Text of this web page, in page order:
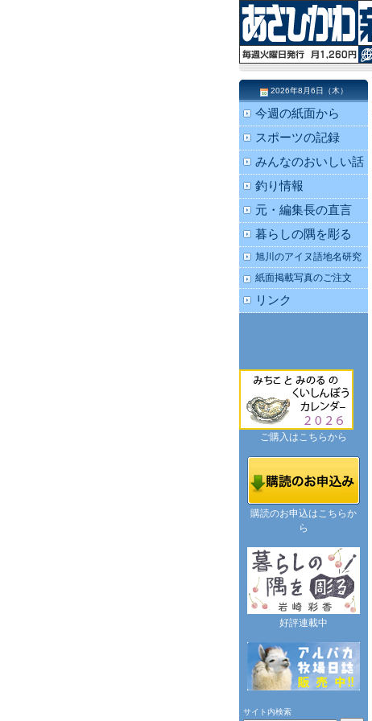
2026年8月6日（木）
今週の紙面から
スポーツの記録
みんなのおいしい話
釣り情報
元・編集長の直言
暮らしの隅を彫る
旭川のアイヌ語地名研究
紙面掲載写真のご注文
リンク
ご購入はこちらから
購読のお申込はこちらか
ら
好評連載中
サイト内検索